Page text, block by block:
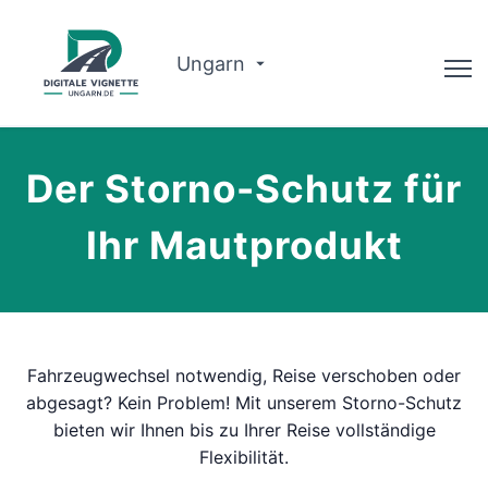
Ungarn
Warum wir?
Routenplaner
Vignette kaufen
Der Storno-Schutz für
Ihr Mautprodukt
Fahrzeugwechsel notwendig, Reise verschoben oder
abgesagt? Kein Problem! Mit unserem Storno-Schutz
bieten wir Ihnen bis zu Ihrer Reise vollständige
Flexibilität.